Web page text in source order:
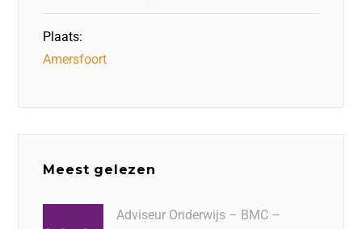
Plaats:
Amersfoort
Meest gelezen
Adviseur Onderwijs – BMC –